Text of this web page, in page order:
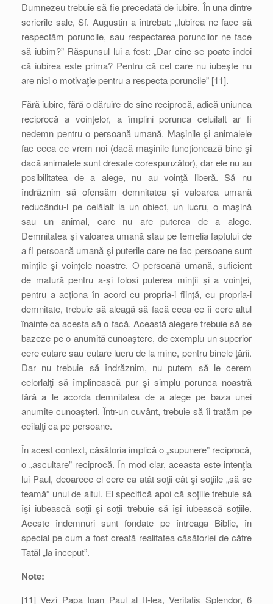
Dumnezeu trebuie să fie precedată de iubire. În una dintre
scrierile sale, Sf. Augustin a întrebat: „Iubirea ne face să
respectăm poruncile, sau respectarea poruncilor ne face
să iubim?” Răspunsul lui a fost: „Dar cine se poate îndoi
că iubirea este prima? Pentru că cel care nu iubeşte nu
are nici o motivaţie pentru a respecta poruncile” [11].
Fără iubire, fără o dăruire de sine reciprocă, adică uniunea
reciprocă a voinţelor, a împlini porunca celuilalt ar fi
nedemn pentru o persoană umană. Maşinile şi animalele
fac ceea ce vrem noi (dacă maşinile funcţionează bine şi
dacă animalele sunt dresate corespunzător), dar ele nu au
posibilitatea de a alege, nu au voinţă liberă. Să nu
îndrăznim să ofensăm demnitatea şi valoarea umană
reducându-l pe celălalt la un obiect, un lucru, o maşină
sau un animal, care nu are puterea de a alege.
Demnitatea şi valoarea umană stau pe temelia faptului de
a fi persoană umană şi puterile care ne fac persoane sunt
minţile şi voinţele noastre. O persoană umană, suficient
de matură pentru a-şi folosi puterea minţii şi a voinţei,
pentru a acţiona în acord cu propria-i fiinţă, cu propria-i
demnitate, trebuie să aleagă să facă ceea ce îi cere altul
înainte ca acesta să o facă. Această alegere trebuie să se
bazeze pe o anumită cunoaştere, de exemplu un superior
cere cutare sau cutare lucru de la mine, pentru binele ţării.
Dar nu trebuie să îndrăznim, nu putem să le cerem
celorlalţi să împlinească pur şi simplu porunca noastră
fără a le acorda demnitatea de a alege pe baza unei
anumite cunoaşteri. Într-un cuvânt, trebuie să îi tratăm pe
ceilalţi ca pe persoane.
În acest context, căsătoria implică o „supunere” reciprocă,
o „ascultare” reciprocă. În mod clar, aceasta este intenţia
lui Paul, deoarece el cere ca atât soţii cât şi soţiile „să se
teamă” unul de altul. El specifică apoi că soţiile trebuie să
îşi iubească soţii şi soţii trebuie să îşi iubească soţiile.
Aceste îndemnuri sunt fondate pe întreaga Biblie, în
special pe cum a fost creată realitatea căsătoriei de către
Tatăl „la început”.
Note:
[11] Vezi Papa Ioan Paul al II-lea, Veritatis Splendor, 6